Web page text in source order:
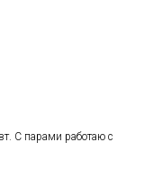
С парами работаю с